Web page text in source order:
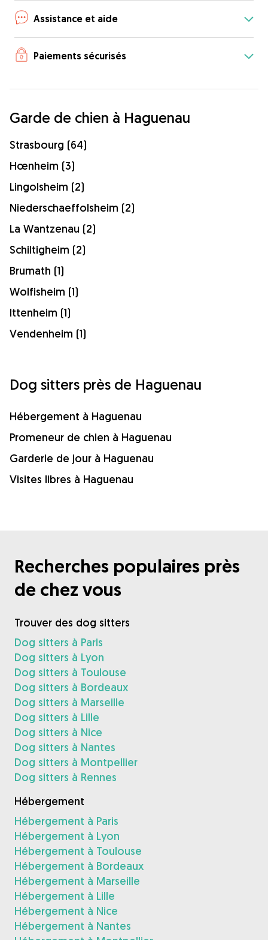
Assistance et aide
Paiements sécurisés
Garde de chien à Haguenau
Strasbourg (64)
Hœnheim (3)
Lingolsheim (2)
Niederschaeffolsheim (2)
La Wantzenau (2)
Schiltigheim (2)
Brumath (1)
Wolfisheim (1)
Ittenheim (1)
Vendenheim (1)
Dog sitters près de Haguenau
Hébergement à Haguenau
Promeneur de chien à Haguenau
Garderie de jour à Haguenau
Visites libres à Haguenau
Recherches populaires près
de chez vous
Trouver des dog sitters
Dog sitters à Paris
Dog sitters à Lyon
Dog sitters à Toulouse
Dog sitters à Bordeaux
Dog sitters à Marseille
Dog sitters à Lille
Dog sitters à Nice
Dog sitters à Nantes
Dog sitters à Montpellier
Dog sitters à Rennes
Hébergement
Hébergement à Paris
Hébergement à Lyon
Hébergement à Toulouse
Hébergement à Bordeaux
Hébergement à Marseille
Hébergement à Lille
Hébergement à Nice
Hébergement à Nantes